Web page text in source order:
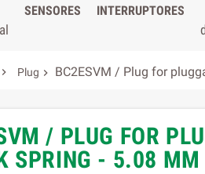
SENSORES INTERRUPTORES
 Plug  BC2ESVM / Plug for
/ PLUG FOR
SPRING - 5.08 MM